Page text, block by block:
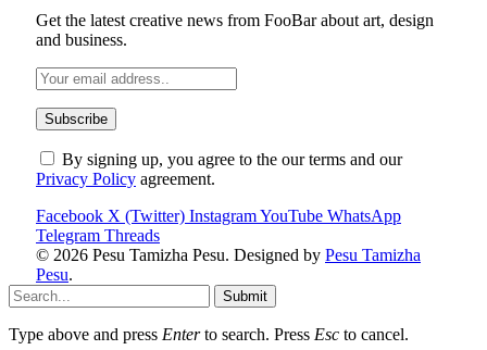
Get the latest creative news from FooBar about art, design
and business.
By signing up, you agree to the our terms and our
Privacy Policy agreement.
Facebook X (Twitter) InstagramYouTube WhatsApp
Telegram Threads
© 2026 Pesu Tamizha Pesu. Designed by Pesu Tamizha
Pesu.
Submit
Type above and press Enterto search. Press Esc to cancel.